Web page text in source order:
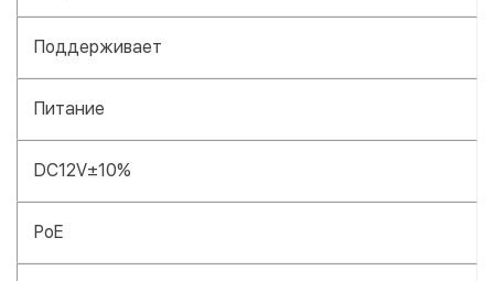
Поддерживает
Питание
DC12V±10%
PoE